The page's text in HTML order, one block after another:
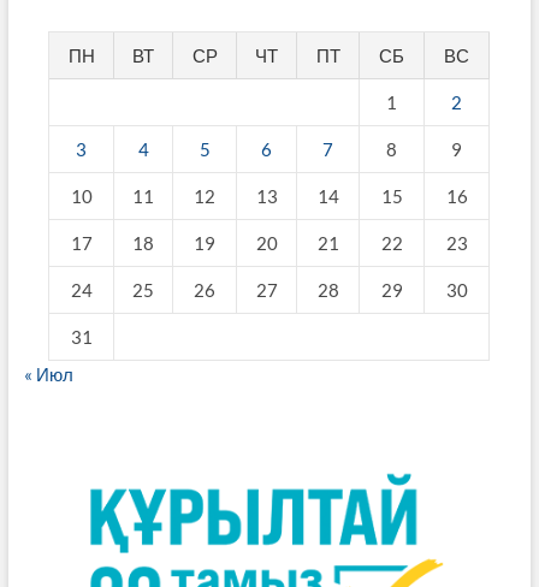
ПН ВТ СР ЧТ ПТ СБ ВС
1 2
3 4 5 6 7 8 9
10 11 12 13 14 15 16
17 18 19 20 21 22 23
24 25 26 27 28 29 30
31
« Июл